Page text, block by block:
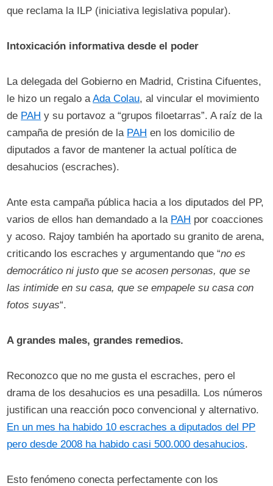
que reclama la ILP (iniciativa legislativa popular).
Intoxicación informativa desde el poder
La delegada del Gobierno en Madrid, Cristina Cifuentes,
le hizo un regalo aAda Colau, al vincular el movimiento
de PAH y su portavoz a “grupos filoetarras”. A raíz de la
campaña de presión de la PAH en los domicilio de
diputados a favor de mantener la actual política de
desahucios (escraches).
Ante esta campaña pública hacia a los diputados del PP,
varios de ellos han demandado a la PAH por coacciones
y acoso. Rajoy también ha aportado su granito de arena,
criticando los escraches y argumentando que “no es
democrático ni justo que se acosen personas, que se
las intimide en su casa, que se empapele su casa con
fotos suyas“.
A grandes males, grandes remedios.
Reconozco que no me gusta el escraches, pero el
drama de los desahucios es una pesadilla. Los números
justifican una reacción poco convencional y alternativo.
En un mes ha habido 10 escraches a diputados del PP
pero desde 2008 ha habido casi 500.000 desahucios.
Esto fenómeno conecta perfectamente con los